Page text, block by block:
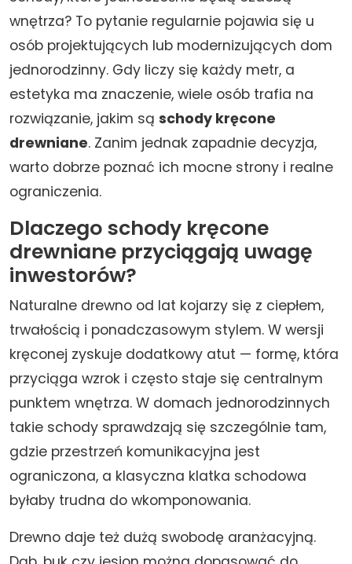
wnętrza? To pytanie regularnie pojawia się u
osób projektujących lub modernizujących dom
jednorodzinny. Gdy liczy się każdy metr, a
estetyka ma znaczenie, wiele osób trafia na
rozwiązanie, jakim są schody kręcone
drewniane. Zanim jednak zapadnie decyzja,
warto dobrze poznać ich mocne strony i realne
ograniczenia.
Dlaczego schody kręcone
drewniane przyciągają uwagę
inwestorów?
Naturalne drewno od lat kojarzy się z ciepłem,
trwałością i ponadczasowym stylem. W wersji
kręconej zyskuje dodatkowy atut — formę, która
przyciąga wzrok i często staje się centralnym
punktem wnętrza. W domach jednorodzinnych
takie schody sprawdzają się szczególnie tam,
gdzie przestrzeń komunikacyjna jest
ograniczona, a klasyczna klatka schodowa
byłaby trudna do wkomponowania.
Drewno daje też dużą swobodę aranżacyjną.